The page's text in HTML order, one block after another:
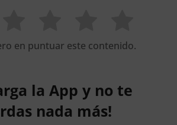
en puntuar este contenido.
la App y no te
nada más!